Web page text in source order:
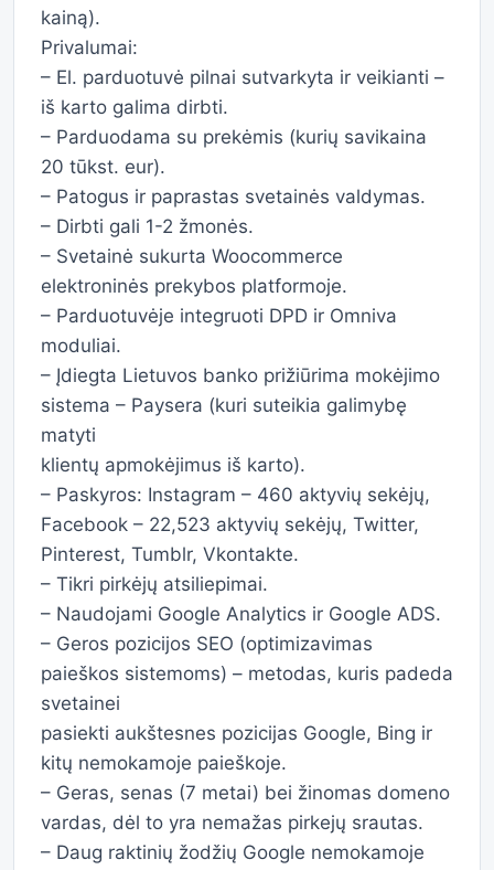
kainą).
Privalumai:
– El. parduotuvė pilnai sutvarkyta ir veikianti –
iš karto galima dirbti.
– Parduodama su prekėmis (kurių savikaina
20 tūkst. eur).
– Patogus ir paprastas svetainės valdymas.
– Dirbti gali 1-2 žmonės.
– Svetainė sukurta Woocommerce
elektroninės prekybos platformoje.
– Parduotuvėje integruoti DPD ir Omniva
moduliai.
– Įdiegta Lietuvos banko prižiūrima mokėjimo
sistema – Paysera (kuri suteikia galimybę
matyti
klientų apmokėjimus iš karto).
– Paskyros: Instagram – 460 aktyvių sekėjų,
Facebook – 22,523 aktyvių sekėjų, Twitter,
Pinterest, Tumblr, Vkontakte.
– Tikri pirkėjų atsiliepimai.
– Naudojami Google Analytics ir Google ADS.
– Geros pozicijos SEO (optimizavimas
paieškos sistemoms) – metodas, kuris padeda
svetainei
pasiekti aukštesnes pozicijas Google, Bing ir
kitų nemokamoje paieškoje.
– Geras, senas (7 metai) bei žinomas domeno
vardas, dėl to yra nemažas pirkejų srautas.
– Daug raktinių žodžių Google nemokamoje